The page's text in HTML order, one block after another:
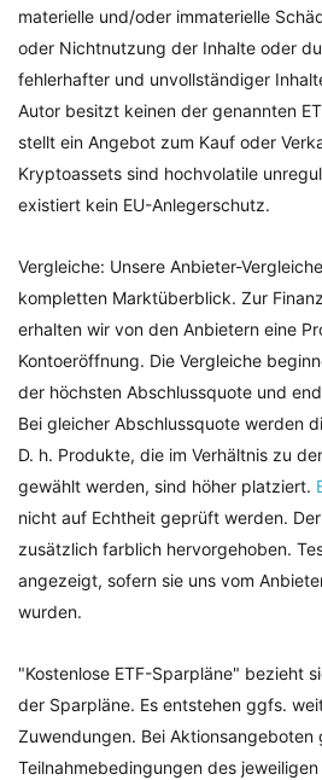
materielle und/oder immaterielle
oder Nichtnutzung der Inhalte oder
fehlerhafter und unvollständiger
Autor besitzt keinen der genannten
stellt ein Angebot zum Kauf oder
Kryptoassets sind hochvolatile
existiert kein EU-Anlegerschutz.
Vergleiche: Unsere Anbieter-
kompletten Marktüberblick. Zur
erhalten wir von den Anbietern eine
Kontoeröffnung. Die Vergleiche
der höchsten Abschlussquote und
Bei gleicher Abschlussquote werden
D. h. Produkte, die im Verhältnis zu
gewählt werden, sind höher platziert.
nicht auf Echtheit geprüft werden.
zusätzlich farblich hervorgehoben.
angezeigt, sofern sie uns vom
wurden.
"Kostenlose ETF-Sparpläne" bezieht
der Sparpläne. Es entstehen ggfs.
Zuwendungen. Bei Aktionsangeboten
Teilnahmebedingungen des